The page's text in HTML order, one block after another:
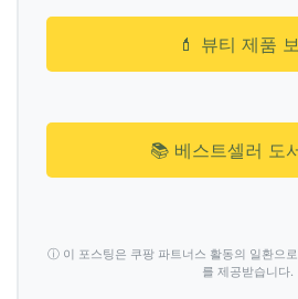
💄 뷰티 제품
📚 베스트셀러 도
ⓘ 이 포스팅은 쿠팡 파트너스 활동의 일환으
를 제공받습니다.